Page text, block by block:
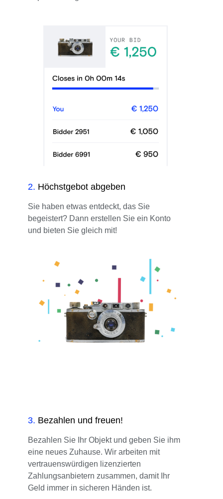
2. Höchstgebot abgeben
Sie haben etwas entdeckt, das Sie
begeistert? Dann erstellen Sie ein Konto
und bieten Sie gleich mit!
3. Bezahlen und freuen!
Bezahlen Sie Ihr Objekt und geben Sie ihm
eine neues Zuhause. Wir arbeiten mit
vertrauenswürdigen lizenzierten
Zahlungsanbietern zusammen, damit Ihr
Geld immer in sicheren Händen ist.